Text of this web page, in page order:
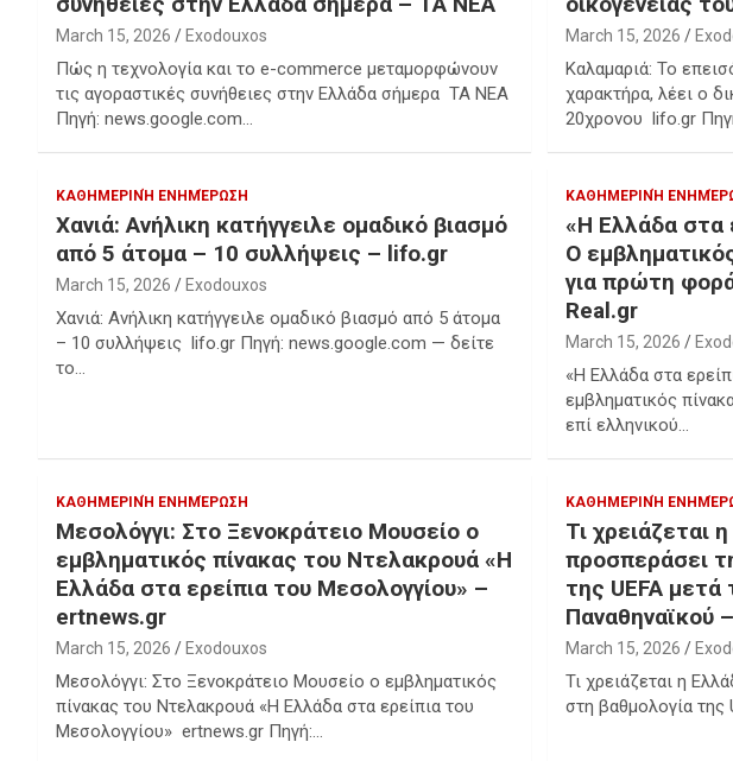
March 15, 2026 Exodouxos
Πώς η τεχνολογία και το e-commerce μεταμορφώνουν
τις αγοραστικές συνήθειες στην Ελλάδα σήμερα ΤΑ ΝΕΑ
Πηγή: news.google.com…
March 15, 2026
Καλαμαριά: Το
χαρακτήρα, λέει ο
20χρονου lifo.gr
ΚΑΘΗΜΕΡΙΝΉ ΕΝΗΜΈΡΩΣΗ
Χανιά: Ανήλικη κατήγγειλε ομαδικό βιασμό
από 5 άτομα – 10 συλλήψεις – lifo.gr
March 15, 2026 Exodouxos
Χανιά: Ανήλικη κατήγγειλε ομαδικό βιασμό από 5 άτομα
– 10 συλλήψεις lifo.gr Πηγή: news.google.com — δείτε
το…
ΚΑΘΗΜΕΡΙΝΉ
«Η Ελλάδα στα
Ο
για πρώτη
Real.gr
March 15, 2026
«Η Ελλάδα στα
εμβληματικός
επί ελληνικού…
ΚΑΘΗΜΕΡΙΝΉ ΕΝΗΜΈΡΩΣΗ
Μεσολόγγι: Στο Ξενοκράτειο Μουσείο ο
εμβληματικός πίνακας του Ντελακρουά «Η
Ελλάδα στα ερείπια του Μεσολογγίου» –
ertnews.gr
March 15, 2026 Exodouxos
Μεσολόγγι: Στο Ξενοκράτειο Μουσείο ο εμβληματικός
πίνακας του Ντελακρουά «Η Ελλάδα στα ερείπια του
Μεσολογγίου» ertnews.gr Πηγή:…
ΚΑΘΗΜΕΡΙΝΉ
Τι χρειάζεται
προσπεράσει
της UEFA μετά
Παναθηναϊκού
March 15, 2026
Τι χρειάζεται η
στη βαθμολογία της